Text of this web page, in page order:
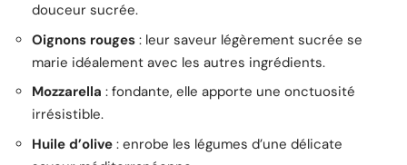
douceur sucrée.
Oignons rouges : leur saveur légèrement sucrée se
marie idéalement avec les autres ingrédients.
Mozzarella : fondante, elle apporte une onctuosité
irrésistible.
Huile d’olive : enrobe les légumes d’une délicate